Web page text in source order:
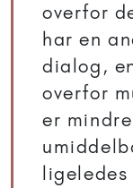
overfor
har en
dialog,
overfor
er